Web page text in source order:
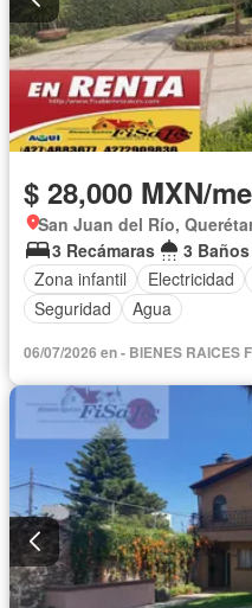
$ 28,000 MXN/
San Juan del Río,
3 Recámaras
3 Baños
Zona infantil
Electricidad
Seguridad
Agua
06/07/2026 en - BIENES RAICES